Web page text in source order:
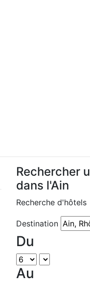
Rechercher
dans l'Ain
Recherche d'hôtels
Destination
Du
Au